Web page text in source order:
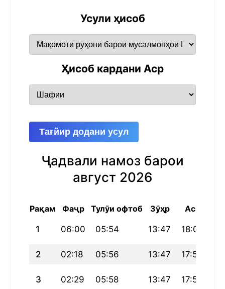
Усули ҳисоб
Ҳисоб кардани Аср
Тағйир додани усул
Ҷадвали намоз барои
август 2026
Рақам Фаҷр Тулӯи офтоб Зӯҳр Аср
1 06:00 05:54 13:47 18:00
2 02:18 05:56 13:47 17:59
3 02:29 05:58 13:47 17:58